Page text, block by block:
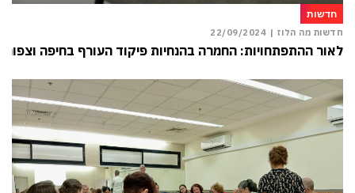
חדשות
חדשות מה הלוז | 22/09/2024
לאור ההתפתחויות: החמרה בהנחיות פיקוד העורף בחיפה וצפונה